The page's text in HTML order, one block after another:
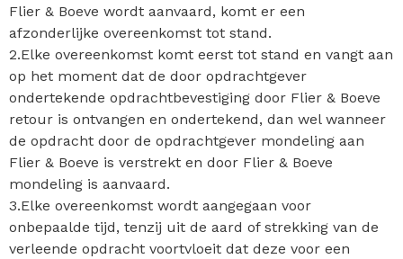
Flier & Boeve wordt aanvaard, komt er een
afzonderlijke overeenkomst tot stand.
2.Elke overeenkomst komt eerst tot stand en vangt aan
op het moment dat de door opdrachtgever
ondertekende opdrachtbevestiging door Flier & Boeve
retour is ontvangen en ondertekend, dan wel wanneer
de opdracht door de opdrachtgever mondeling aan
Flier & Boeve is verstrekt en door Flier & Boeve
mondeling is aanvaard.
3.Elke overeenkomst wordt aangegaan voor
onbepaalde tijd, tenzij uit de aard of strekking van de
verleende opdracht voortvloeit dat deze voor een